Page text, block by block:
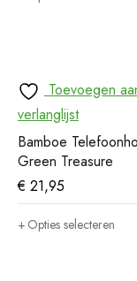
Toevoegen
verlanglijst
Bamboe
Green Treasure
€ 21,95
Opties selecteren